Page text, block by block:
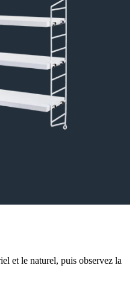
et le naturel, puis observez la